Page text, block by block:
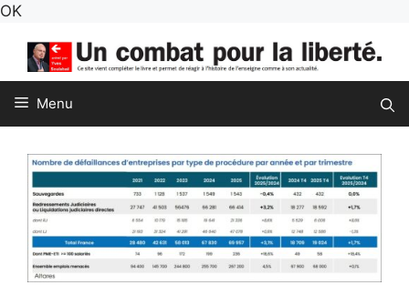
OKAller
contenu
Menu